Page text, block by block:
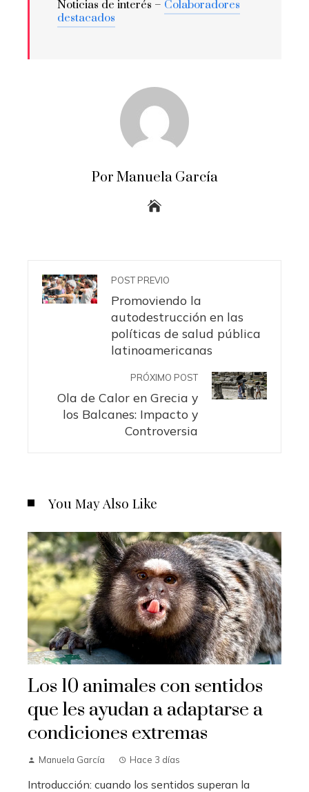
Noticias de interés – Colaboradores
destacados
Por Manuela García
POST PREVIO
Promoviendo la
autodestrucción en las
políticas de salud pública
latinoamericanas
PRÓXIMO POST
Ola de Calor en Grecia y
los Balcanes: Impacto y
Controversia
You May Also Like
Los 10 animales con sentidos
que les ayudan a adaptarse a
condiciones extremas
Manuela García Hace 3 días
Introducción: cuando los sentidos superan la